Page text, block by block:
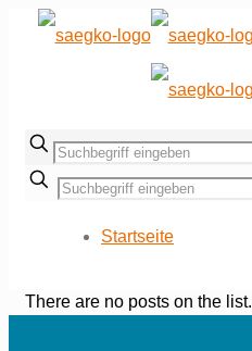
Startseite
There are no posts on the list.